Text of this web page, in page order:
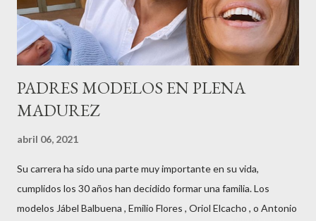
de comunicación, en una velada inolvidable bajo el lema “Cien
años peinando almas, creando belleza,i...
PADRES MODELOS EN PLENA
MADUREZ
abril 06, 2021
Su carrera ha sido una parte muy importante en su vida,
cumplidos los 30 años han decidido formar una familia. Los
modelos Jábel Balbuena , Emilio Flores , Oriol Elcacho , o Antonio